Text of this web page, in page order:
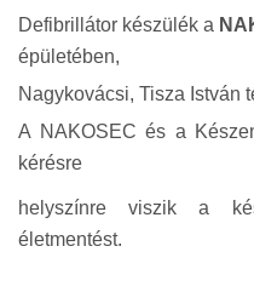
Defibrillátor készülék a
épületében,
Nagykovácsi, Tisza István
A NAKOSEC és a
kérésre
helyszínre viszik a
életmentést.